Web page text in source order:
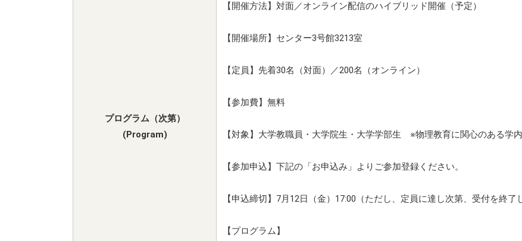
プログラム（次第）
(Program)
【開催方法】対面／オンライン配信のハイブリッド開催（予定）
【開催場所】センター3号館3213室
【定員】先着30名（対面）／200名（オンライン）
【参加費】無料
【対象】大学教職員・大学院生・大学学部生 ※物理教育に関心のある学
【参加申込】下記の「お申込み」よりご参加登録ください。
【申込締切】7月12日（金）17:00（ただし、定員に達し次第、受付を終了
【プログラム】